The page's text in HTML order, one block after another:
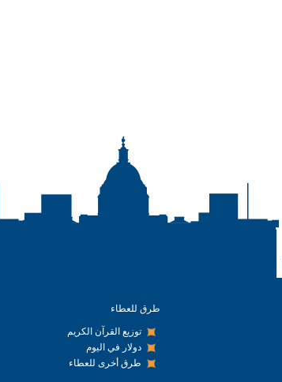
طرق للعطاء
توزيع القرآن الكريم
دولار في اليوم
طرق أخرى للعطاء